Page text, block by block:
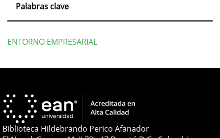
Palabras clave
ENTORNO EMPRESARIAL
Detalles
artículo
Biblioteca Hildebrando Perico Afanador